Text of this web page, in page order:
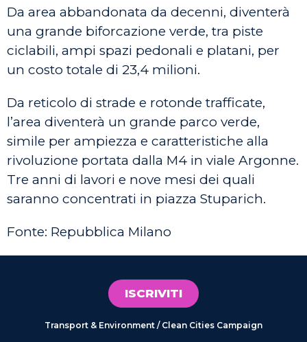
Da area abbandonata da decenni, diventerà
una grande biforcazione verde, tra piste
ciclabili, ampi spazi pedonali e platani, per
un costo totale di 23,4 milioni.
Da reticolo di strade e rotonde trafficate,
l’area diventerà un grande parco verde,
simile per ampiezza e caratteristiche alla
rivoluzione portata dalla M4 in viale Argonne.
Tre anni di lavori e nove mesi dei quali
saranno concentrati in piazza Stuparich.
Fonte: Repubblica Milano
ISCRIVITI
Transport & Environment / Clean Cities Campaign